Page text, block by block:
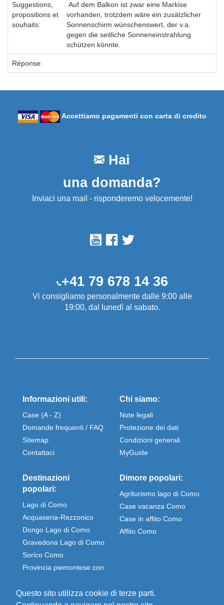
Questo sito utilizza cookie di terze parti.
Suggestions,
propositions et
souhaits:
Auf dem Balkon ist zwar eine Markise
vorhanden, trotzdem wäre ein zusätzlicher
Sonnenschirm wünschenswert, der v.a.
gegen die seitliche Sonneneinstrahlung
schützen könnte.
Réponse:
Accettiamo pagamenti con carta di credito
Hai
una domanda?
Inviaci una mail - risponderemo velocemente!
+41 79 678 14 36
Vi consigliamo personalmente dalle 9:00 alle
19:00, dal lunedì al sabato.
Informazioni utili:
Case (A - Z)
Domande frequenti / FAQ
Sitemap
Contattaci
Chi siamo:
Note legali
Protezione dei dati
Condizioni generali
MyGuide
Destinazioni
popolari:
Lago di Como
Acquaseria-Rezzonico
Dongo Lago di Como
Gravedona Lago di Como
Sorico Como
Provincia piemontese con
Dimore popolari:
Agriturismo lago di Como
Case vacanza Como
Case in affito Como
Affito Como